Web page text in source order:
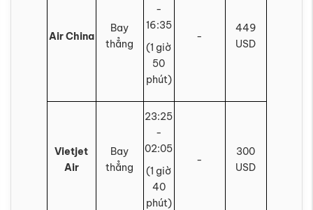
Air China
Bay
thẳng
-
16:35
(1 giờ
50
phút)
-
449
USD
Vietjet
Air
Bay
thẳng
23:25
-
02:05
(1 giờ
40
phút)
-
300
USD